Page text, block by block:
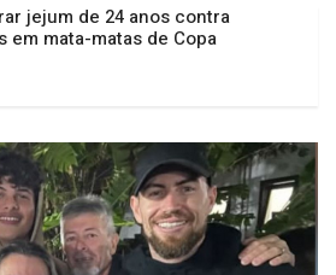
jejum de 24 anos contra
mata-matas de Copa